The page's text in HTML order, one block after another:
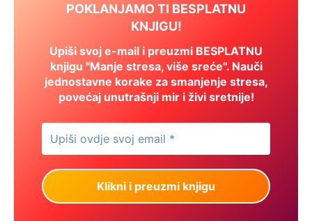
POKLANJAMO TI BESPLATNU
KNJIGU!
Upiši svoj e-mail i preuzmi BESPLATNU
knjigu "Manje stresa, više sreće". Nauči
jednostavne korake za smanjenje stresa,
povećaj unutrašnji mir i živi sretnije!